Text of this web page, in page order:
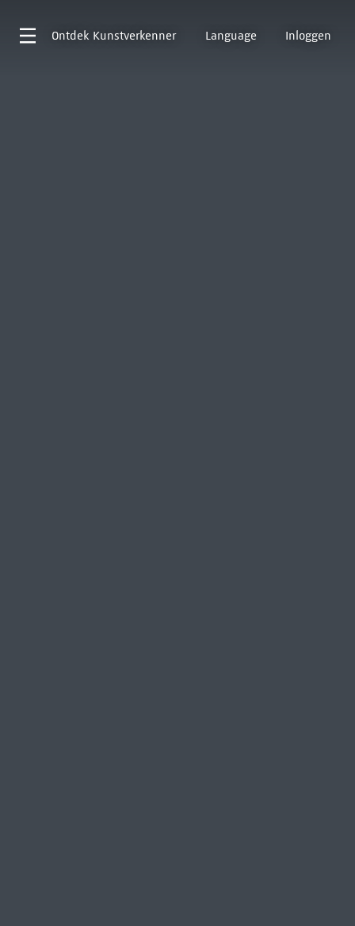
Ontdek Kunstverkenner Language Inloggen